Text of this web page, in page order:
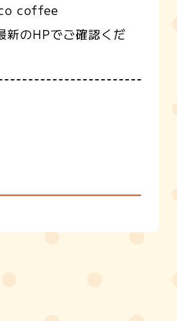
coffee
のHPでご確認くだ